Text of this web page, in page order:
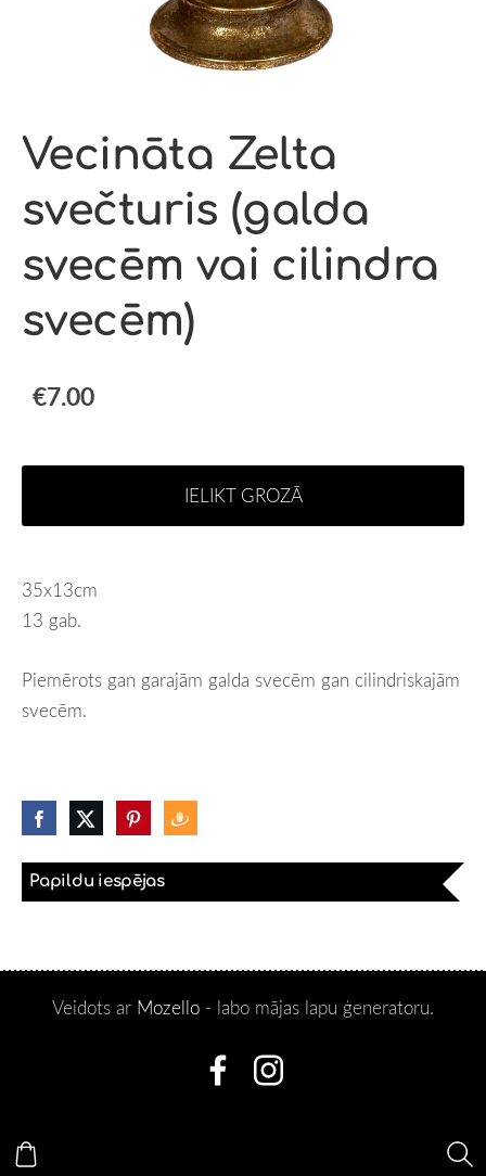
Papildu iespējas
Vecināta Zelta
svečturis (galda
svecēm vai cilindra
svecēm)
€7.00
IELIKT GROZĀ
35x13cm
13 gab.
Piemērots gan garajām galda svecēm gan cilindriskajām
svecēm.
Veidots ar Mozello - labo mājas lapu ģeneratoru.